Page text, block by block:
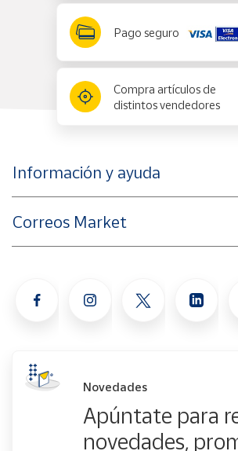
Pago seguro
Compra artículos de
distintos vendedores
Información y ayuda
Correos Market
Novedades
Apúntate para
novedades,